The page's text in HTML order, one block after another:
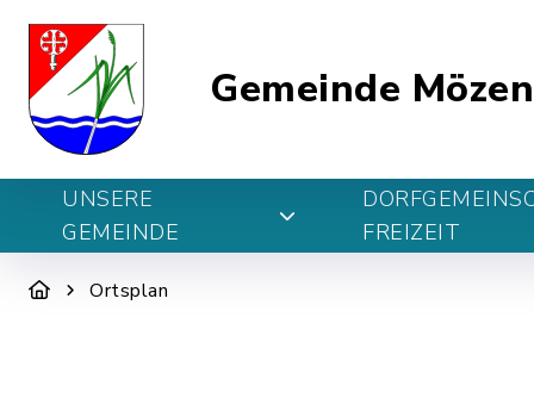
Gemeinde Mözen
UNSERE
GEMEINDE
FREIZEIT
Ortsplan